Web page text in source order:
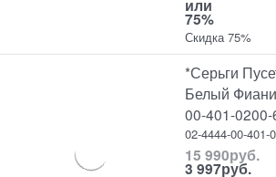
или
75%
Скидка 75%
*Серьги
Белый
00-401-0200-
02-4444-00-401-
15 990руб.
3 997руб.